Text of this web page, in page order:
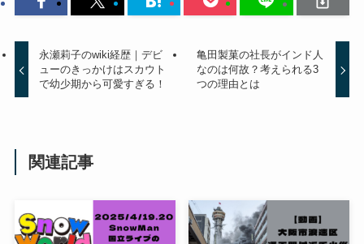
永瀬莉子のwiki経歴｜デビ
ューのきっかけはスカウト
で幼少期から可愛すぎる！
亀田製菓の社長がインド人
なのは何故？考えられる3
つの理由とは
関連記事